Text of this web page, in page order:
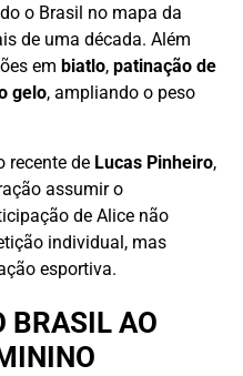
o Brasil no mapa da
de uma década. Além
em biatlo, patinação de
gelo, ampliando o peso
recente de Lucas Pinheiro,
assumir o
de Alice não
individual, mas
esportiva.
BRASIL AO